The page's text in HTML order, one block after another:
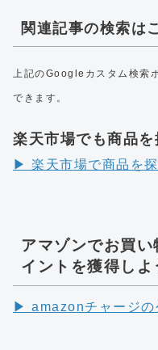
関連記事の検索は
上記のGoogleカスタム検索
できます。
楽天市場でも商品を
▶︎ 楽天市場で商品を
アマゾンでお買
イントを獲得しよ
▶︎ amazonチャージ